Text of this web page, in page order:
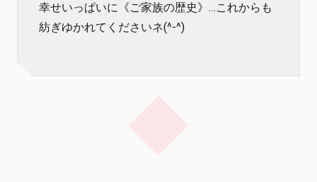
幸せいっぱいに《ご家族の歴史》…これからも
紡ぎゆかれてくださいネ(^-^)